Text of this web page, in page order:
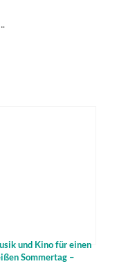
und Kino für einen
Sommertag –